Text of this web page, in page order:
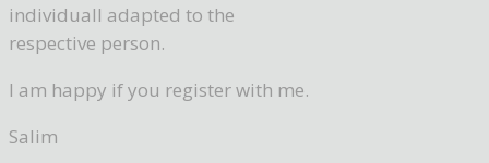
individuall adapted to the
respective person.
I am happy if you register with me.
Salim